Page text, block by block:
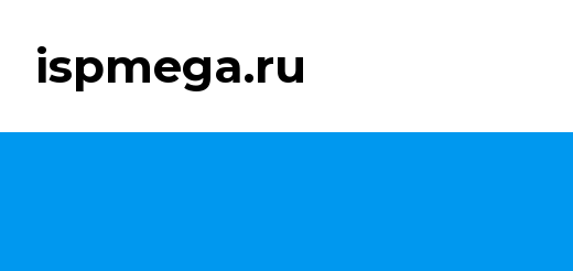
ispmega.ru